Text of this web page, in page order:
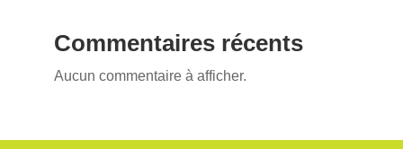
Commentaires récents
Aucun commentaire à afficher.